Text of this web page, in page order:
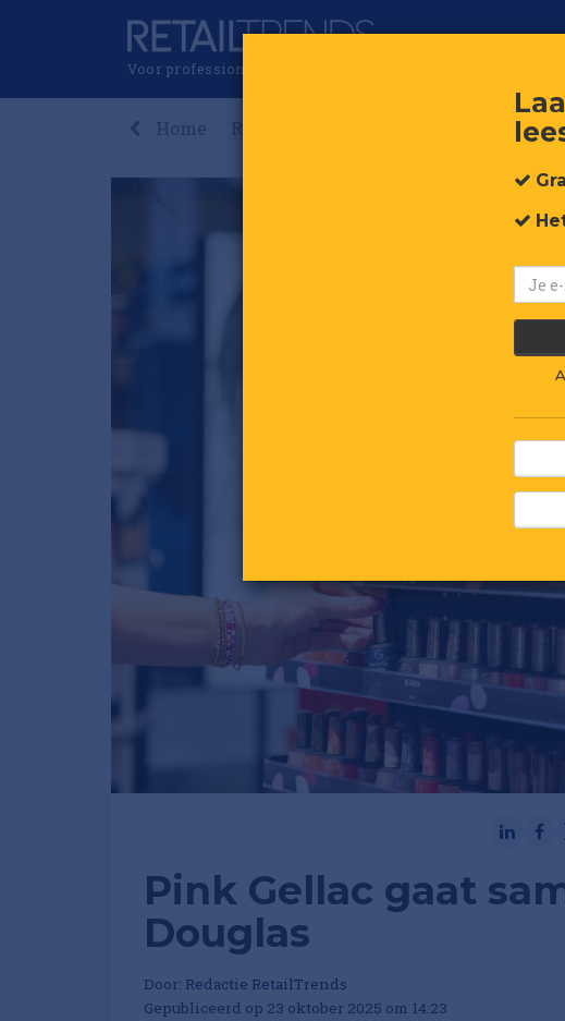
Voor professionals in retail & brands
Home Recent
Pink Gellac gaat
Douglas
Door: Redactie RetailTrends
Gepubliceerd op 23 oktober 2025 om 14:23